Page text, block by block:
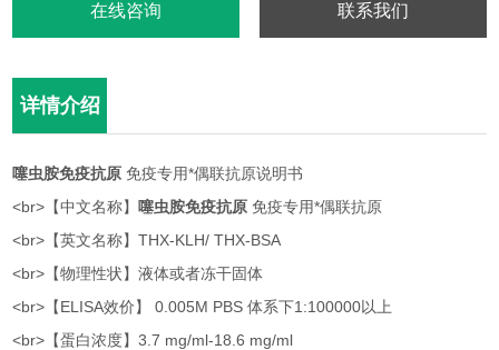
在线咨询 联系我们
详情介绍
噻虫胺免疫抗原 免疫专用*偶联抗原说明书
<br>【中文名称】 噻虫胺免疫抗原 免疫专用*偶联抗原
<br>【英文名称】THX-KLH/ THX-BSA
<br>【物理性状】液体或者冻干固体
<br>【ELISA效价】 0.005M PBS 体系下1:100000以上
<br>【蛋白浓度】3.7 mg/ml-18.6 mg/ml